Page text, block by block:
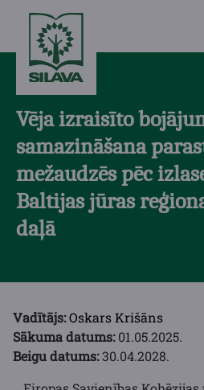
Vēja izraisīto
samazināšana
mežaudzēs pēc
Baltijas jūras
daļā
Vadītājs:Oskars Krišāns
Sākuma datums:01.05.2025.
Beigu datums:30.04.2028.